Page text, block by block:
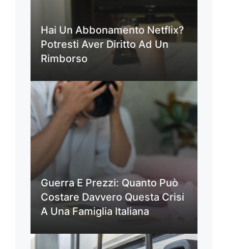
Hai Un Abbonamento Netflix?
Potresti Aver Diritto Ad Un
Rimborso
Guerra E Prezzi: Quanto Può
Costare Davvero Questa Crisi
A Una Famiglia Italiana